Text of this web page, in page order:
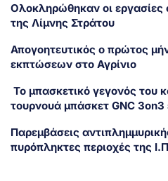
Ολοκληρώθηκαν οι εργασίες
της Λίμνης Στράτου
Απογοητευτικός ο πρώτος
εκπτώσεων στο Αγρίνιο
Το μπασκετικό γεγονός του
τουρνουά μπάσκετ GNC 3on3
Παρεμβάσεις
πυρόπληκτες περιοχές της